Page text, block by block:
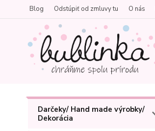
Blog Odstúpiť od zmluvy tu O nás
Darčeky/ Hand made výrobky/
Dekorácia